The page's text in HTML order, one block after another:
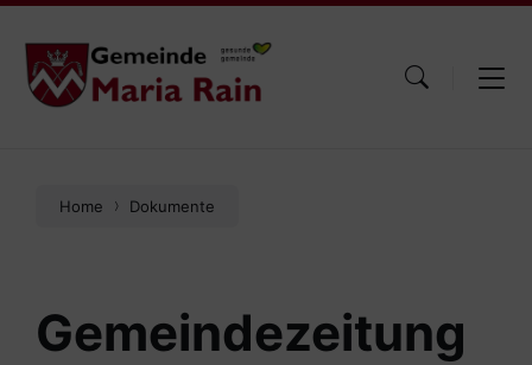
Skip
content
Skip
main
navigation
Skip
footer
Home Dokumente
Gemeindezeitung